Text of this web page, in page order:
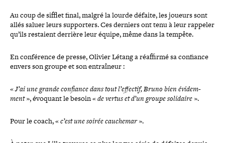
Au coup de sifflet final, malgré la lourde défaite, les joueurs sont
allés saluer leurs sup­por­ters. Ces derniers ont tenu à leur rappeler
qu’ils restaient derrière leur équipe, même dans la tempête.
En confé­rence de presse, Olivier Létang a réaffirmé sa confiance
envers son groupe et son entraîneur :
«J’ai une grande confiance dans tout l’effectif, Bruno bien évi­dem­
ment», évoquant le besoin «de vertus et d’un groupe solidaire».
Pour le coach, «c’est une soirée cauchemar».